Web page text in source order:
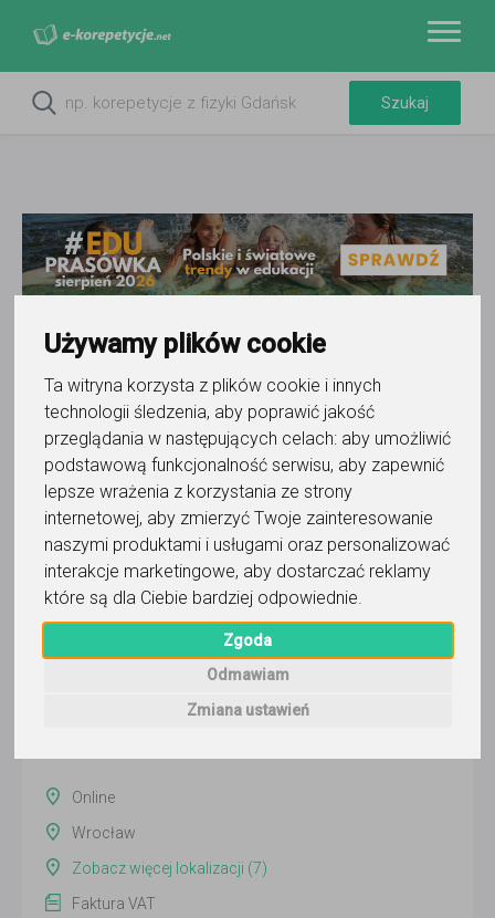
Używamy plików cookie
Ta witryna korzysta z plików cookie i innych
technologii śledzenia, aby poprawić jakość
przeglądania w następujących celach: aby umożliwić
podstawową funkcjonalność serwisu, aby zapewnić
lepsze wrażenia z korzystania ze strony
internetowej, aby zmierzyć Twoje zainteresowanie
naszymi produktami i usługami oraz personalizować
interakcje marketingowe, aby dostarczać reklamy
które są dla Ciebie bardziej odpowiednie.
Zgoda
Odmawiam
Zmiana ustawień
Do ulubionych
Oznacz wystąpienie kontaktu
BajBio Aleksandra Tracz
Wyślij wiadomość
Online
Wrocław
Zobacz więcej lokalizacji (7)
Faktura VAT